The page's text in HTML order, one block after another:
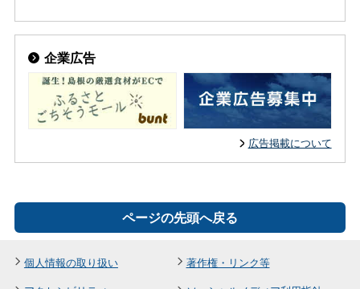
企業広告
広告掲載について
ページの先頭へ戻る
個人情報の取り扱い
著作権・リンク等